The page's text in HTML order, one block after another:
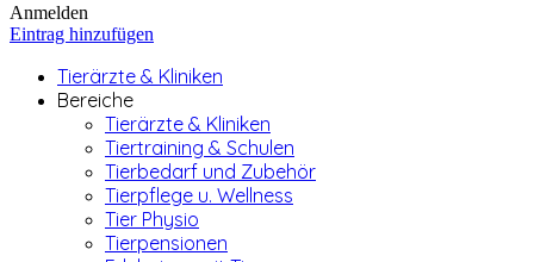
Anmelden
Eintrag hinzufügen
Tierärzte & Kliniken
Bereiche
Tierärzte & Kliniken
Tiertraining & Schulen
Tierbedarf und Zubehör
Tierpflege u. Wellness
Tier Physio
Tierpensionen